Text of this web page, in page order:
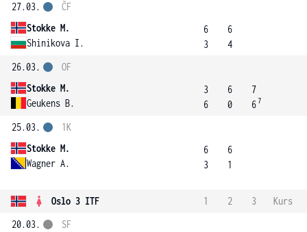
27.03.
Stokke M.
Shinikova I.
ČF
6
3
6
4
26.03.
Stokke M.
Geukens B.
OF
3
6
6
0
7
67
25.03.
Stokke M.
Wagner A.
1K
6
3
6
1
Oslo 3 ITF 1 2 3
Kurs
20.03.
SF